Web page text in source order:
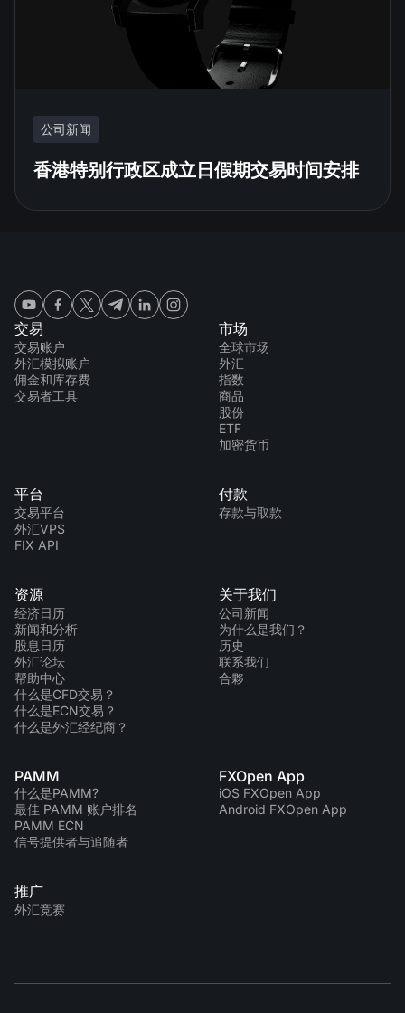
公司新闻
香港特别行政区成立日假期交易时间安排
交易
交易账户
外汇模拟账户
佣金和库存费
交易者工具
市场
全球市场
外汇
指数
商品
股份
ETF
加密货币
平台
交易平台
外汇VPS
FIX API
付款
存款与取款
资源
经济日历
新闻和分析
股息日历
外汇论坛
帮助中心
什么是CFD交易？
什么是ECN交易？
什么是外汇经纪商？
关于我们
公司新闻
为什么是我们？
历史
联系我们
合夥
PAMM
什么是PAMM?
最佳 PAMM 账户排名
PAMM ECN
信号提供者与追随者
FXOpen App
iOS FXOpen App
Android FXOpen App
推广
外汇竞赛